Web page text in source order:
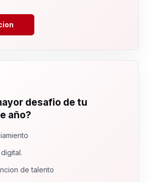
desafio de tu
año?
de talento